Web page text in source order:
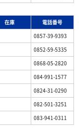
在庫
電話番号
0857-39-9393
0852-59-5335
0868-05-2820
084-991-1577
0824-31-0290
082-501-3251
083-941-0311